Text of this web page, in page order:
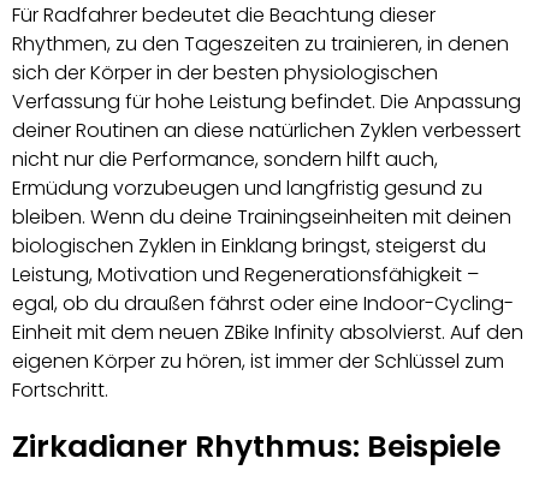
Für Radfahrer bedeutet die Beachtung dieser
Rhythmen, zu den Tageszeiten zu trainieren, in denen
sich der Körper in der besten physiologischen
Verfassung für hohe Leistung befindet. Die Anpassung
deiner Routinen an diese natürlichen Zyklen verbessert
nicht nur die Performance, sondern hilft auch,
Ermüdung vorzubeugen und langfristig gesund zu
bleiben. Wenn du deine Trainingseinheiten mit deinen
biologischen Zyklen in Einklang bringst, steigerst du
Leistung, Motivation und Regenerationsfähigkeit –
egal, ob du draußen fährst oder eine Indoor-Cycling-
Einheit mit dem neuen ZBike Infinity absolvierst. Auf den
eigenen Körper zu hören, ist immer der Schlüssel zum
Fortschritt.
Zirkadianer Rhythmus: Beispiele